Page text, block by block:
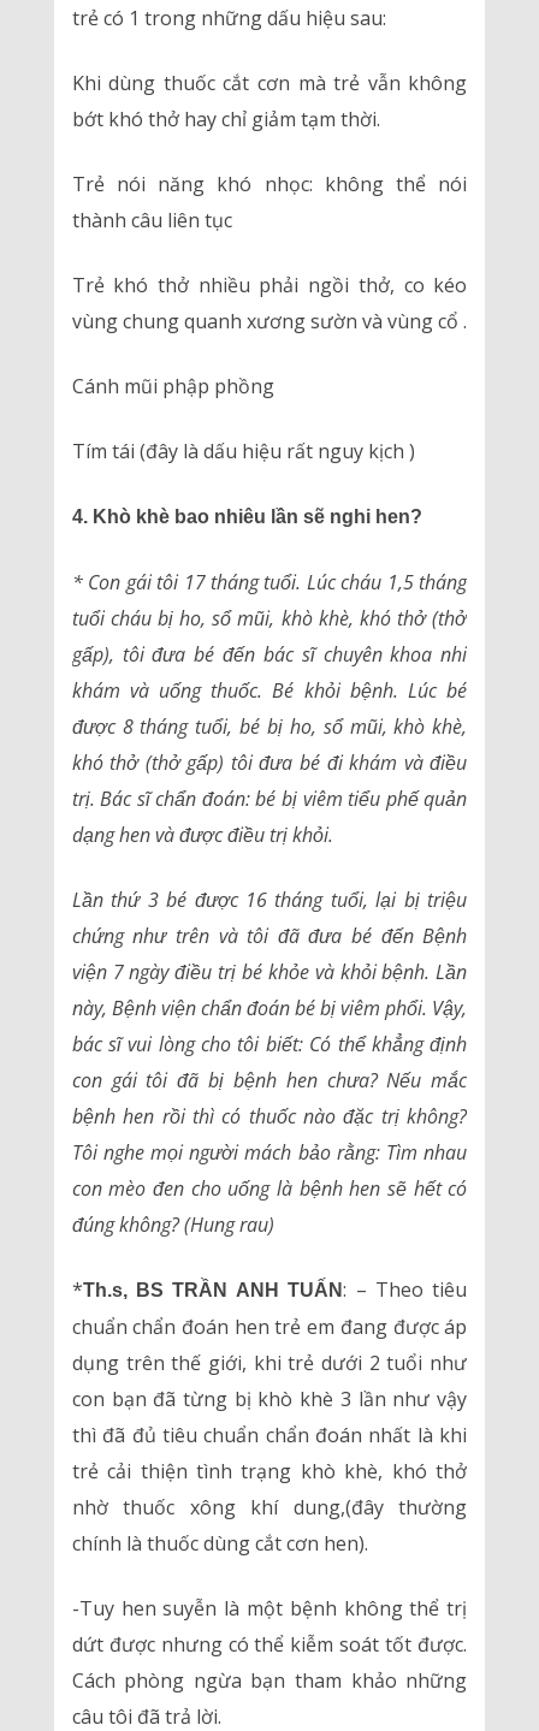
trẻ có 1 trong những dấu hiệu sau:
Khi dùng thuốc cắt cơn mà trẻ vẫn không
bớt khó thở hay chỉ giảm tạm thời.
Trẻ nói năng khó nhọc: không thể nói
thành câu liên tục
Trẻ khó thở nhiều phải ngồi thở, co kéo
vùng chung quanh xương sườn và vùng cổ .
Cánh mũi phập phồng
Tím tái (đây là dấu hiệu rất nguy kịch )
4. Khò khè bao nhiêu lần sẽ nghi hen?
* Con gái tôi 17 tháng tuổi. Lúc cháu 1,5 tháng
tuổi cháu bị ho, sổ mũi, khò khè, khó thở (thở
gấp), tôi đưa bé đến bác sĩ chuyên khoa nhi
khám và uống thuốc. Bé khỏi bệnh. Lúc bé
được 8 tháng tuổi, bé bị ho, sổ mũi, khò khè,
khó thở (thở gấp) tôi đưa bé đi khám và điều
trị. Bác sĩ chẩn đoán: bé bị viêm tiểu phế quản
dạng hen và được điều trị khỏi.
Lần thứ 3 bé được 16 tháng tuổi, lại bị triệu
chứng như trên và tôi đã đưa bé đến Bệnh
viện 7 ngày điều trị bé khỏe và khỏi bệnh. Lần
này, Bệnh viện chẩn đoán bé bị viêm phổi. Vậy,
bác sĩ vui lòng cho tôi biết: Có thể khẳng định
con gái tôi đã bị bệnh hen chưa? Nếu mắc
bệnh hen rồi thì có thuốc nào đặc trị không?
Tôi nghe mọi người mách bảo rằng: Tìm nhau
con mèo đen cho uống là bệnh hen sẽ hết có
đúng không? (Hung rau)
*Th.s, BS TRẦN ANH TUẤN: – Theo tiêu
chuẩn chẩn đoán hen trẻ em đang được áp
dụng trên thế giới, khi trẻ dưới 2 tuổi như
con bạn đã từng bị khò khè 3 lần như vậy
thì đã đủ tiêu chuẩn chẩn đoán nhất là khi
trẻ cải thiện tình trạng khò khè, khó thở
nhờ thuốc xông khí dung,(đây thường
chính là thuốc dùng cắt cơn hen).
-Tuy hen suyễn là một bệnh không thể trị
dứt được nhưng có thể kiễm soát tốt được.
Cách phòng ngừa bạn tham khảo những
câu tôi đã trả lời.